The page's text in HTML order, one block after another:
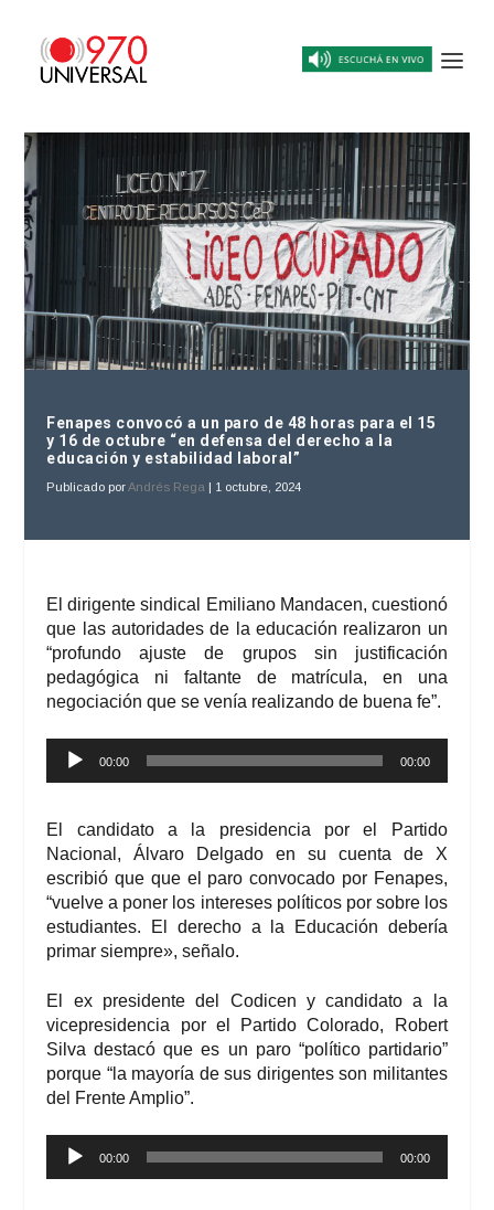
Fenapes convocó a un paro de 48 horas para el 15
y 16 de octubre “en defensa del derecho a la
educación y estabilidad laboral”
Publicado porAndrés Rega | 1 octubre, 2024
El dirigente sindical Emiliano Mandacen, cuestionó
que las autoridades de la educación realizaron un
“profundo ajuste de grupos sin justificación
pedagógica ni faltante de matrícula, en una
negociación que se venía realizando de buena fe”.
Reproductor
00:00 00:00
El candidato a la presidencia por el Partido
Nacional, Álvaro Delgado en su cuenta de X
escribió que que el paro convocado por Fenapes,
“vuelve a poner los intereses políticos por sobre los
estudiantes. El derecho a la Educación debería
primar siempre», señalo.
El ex presidente del Codicen y candidato a la
vicepresidencia por el Partido Colorado, Robert
Silva destacó que es un paro “político partidario”
porque “la mayoría de sus dirigentes son militantes
del Frente Amplio”.
Reproductor
00:00 00:00